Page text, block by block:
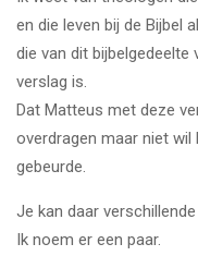
en die leven bij de Bijbel
die van dit
verslag is.
Dat Matteus met deze
overdragen maar niet wil
gebeurde.
Je kan daar
Ik noem er een paar.